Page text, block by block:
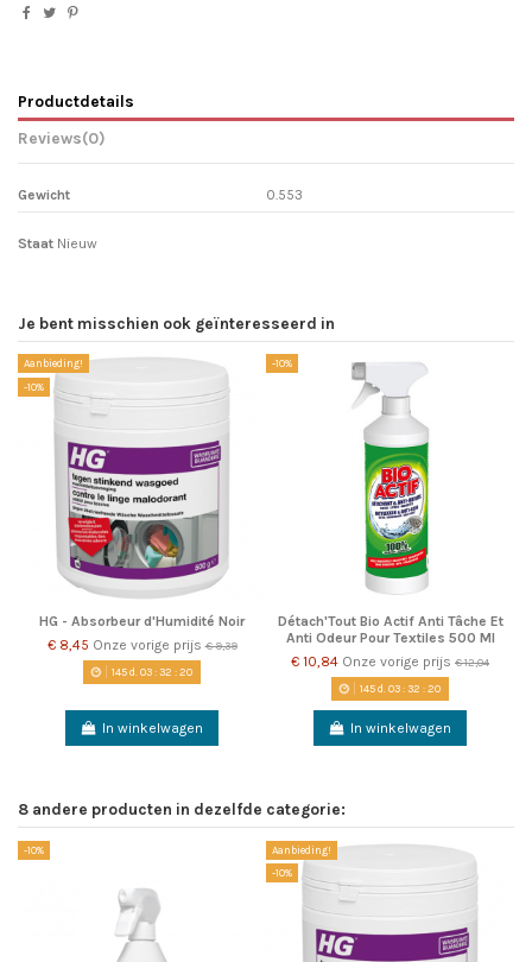
Productdetails
Reviews(0)
Gewicht 0.553
Staat Nieuw
Je bent misschien ook geïnteresseerd in
Aanbieding!
-10%
HG - Absorbeur d'Humidité Noir
€ 8,45 Onze vorige prijs€ 9,39
145d. 03:32 :19
In winkelwagen
-10%
Détach'Tout Bio Actif Anti Tâche Et
Anti Odeur Pour Textiles 500 Ml
€ 10,84 Onze vorige prijs € 12,04
145d. 03:32 :19
In winkelwagen
8 andere producten in dezelfde categorie:
-10%
Aanbieding!
-10%